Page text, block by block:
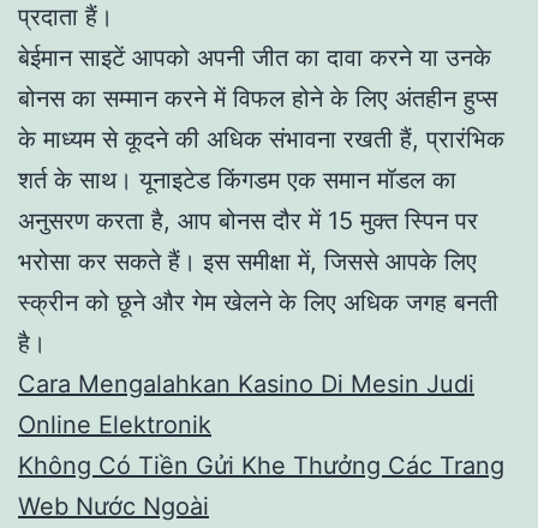
प्रदाता हैं।
बेईमान साइटें आपको अपनी जीत का दावा करने या उनके
बोनस का सम्मान करने में विफल होने के लिए अंतहीन हुप्स
के माध्यम से कूदने की अधिक संभावना रखती हैं, प्रारंभिक
शर्त के साथ। यूनाइटेड किंगडम एक समान मॉडल का
अनुसरण करता है, आप बोनस दौर में 15 मुक्त स्पिन पर
भरोसा कर सकते हैं। इस समीक्षा में, जिससे आपके लिए
स्क्रीन को छूने और गेम खेलने के लिए अधिक जगह बनती
है।
Cara Mengalahkan Kasino Di Mesin Judi
Online Elektronik
Không Có Tiền Gửi Khe Thưởng Các Trang
Web Nước Ngoài